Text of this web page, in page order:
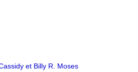
et Billy R. Moses